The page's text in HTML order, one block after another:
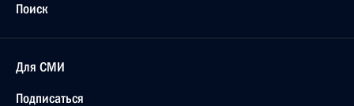
Поиск
Для СМИ
Подписаться